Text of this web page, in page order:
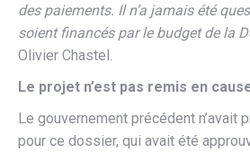
des paiements. Il n’a jamais été
soient financés par le budget de la
Olivier Chastel.
Le projet n’est pas remis en
Le gouvernement précédent n’avait
pour ce dossier, qui avait été